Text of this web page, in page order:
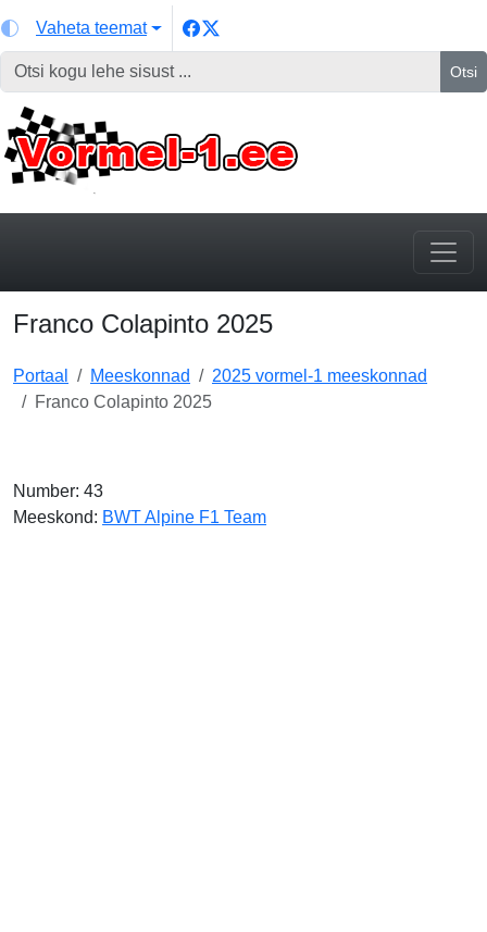
Vaheta teemat
Otsi
Franco Colapinto 2025
Portaal Meeskonnad
2025 vormel-1 meeskonnad
Franco Colapinto 2025
Number: 43
Meeskond: BWT Alpine F1 Team